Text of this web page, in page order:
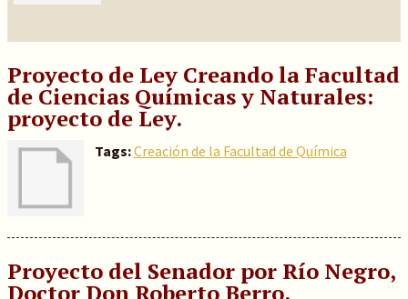
Proyecto de Ley Creando la Facultad
de Ciencias Químicas y Naturales:
proyecto de Ley.
Tags:Creación de la Facultad de Química
Proyecto del Senador por Río Negro,
Doctor Don Roberto Berro.